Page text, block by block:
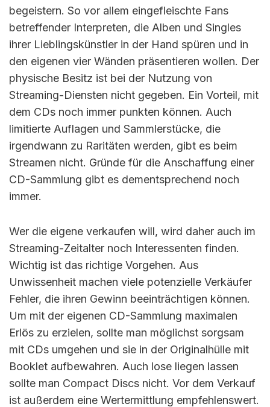
begeistern. So vor allem eingefleischte Fans
betreffender Interpreten, die Alben und Singles
ihrer Lieblingskünstler in der Hand spüren und in
den eigenen vier Wänden präsentieren wollen. Der
physische Besitz ist bei der Nutzung von
Streaming-Diensten nicht gegeben. Ein Vorteil, mit
dem CDs noch immer punkten können. Auch
limitierte Auflagen und Sammlerstücke, die
irgendwann zu Raritäten werden, gibt es beim
Streamen nicht. Gründe für die Anschaffung einer
CD-Sammlung gibt es dementsprechend noch
immer.
Wer die eigene verkaufen will, wird daher auch im
Streaming-Zeitalter noch Interessenten finden.
Wichtig ist das richtige Vorgehen. Aus
Unwissenheit machen viele potenzielle Verkäufer
Fehler, die ihren Gewinn beeinträchtigen können.
Um mit der eigenen CD-Sammlung maximalen
Erlös zu erzielen, sollte man möglichst sorgsam
mit CDs umgehen und sie in der Originalhülle mit
Booklet aufbewahren. Auch lose liegen lassen
sollte man Compact Discs nicht. Vor dem Verkauf
ist außerdem eine Wertermittlung empfehlenswert.